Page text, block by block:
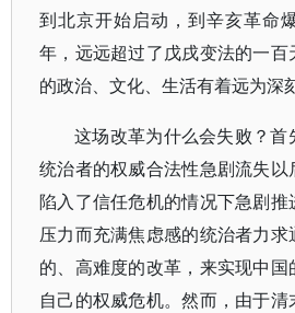
到北京开始启动，到辛亥革命
年，远远超过了戊戌变法的一
的政治、文化、生活有着远为深
这场改革为什么会失败？首
统治者的权威合法性急剧流失
陷入了信任危机的情况下急剧
压力而充满焦虑感的统治者力
的、高难度的改革，来实现中
自己的权威危机。然而，由于